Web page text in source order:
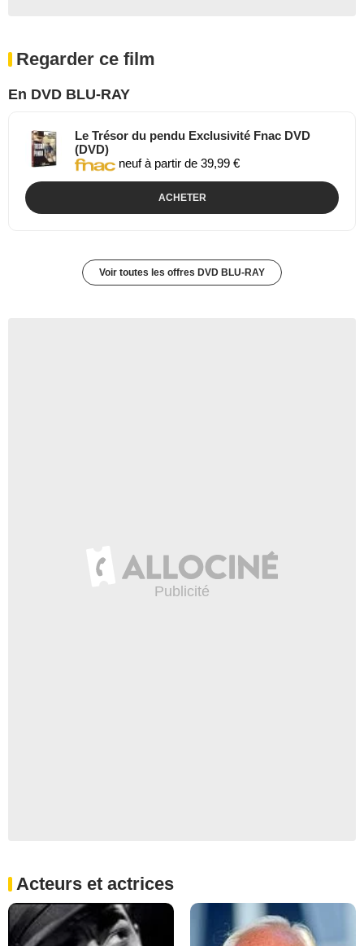
Regarder ce film
En DVD BLU-RAY
Le Trésor du pendu Exclusivité Fnac DVD
(DVD)
neuf à partir de 39,99 €
ACHETER
Voir toutes les offres DVD BLU-RAY
Acteurs et actrices